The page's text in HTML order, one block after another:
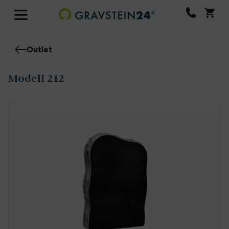
Outlet
Modell 212